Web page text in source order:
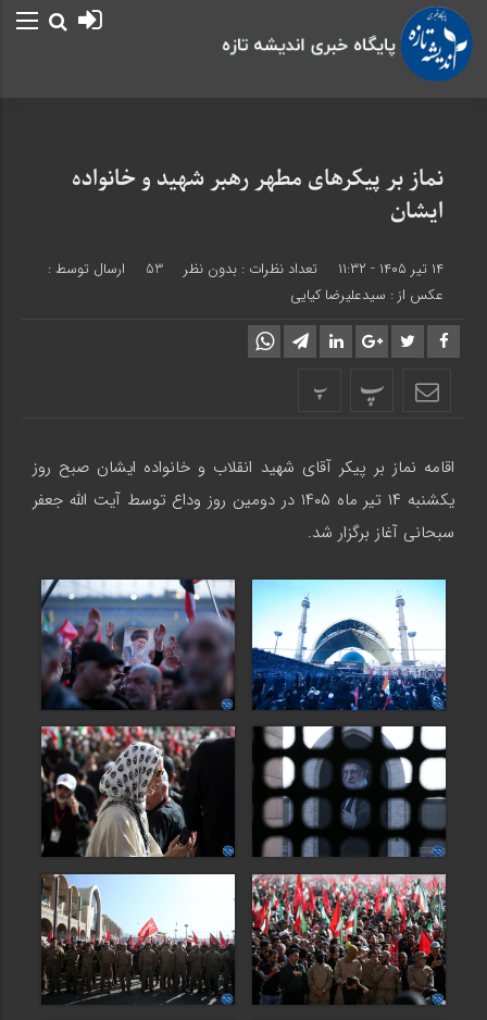
نماز بر پیکر‌های مطهر رهبر شهید و خانواده
ایشان
۱۴ تیر ۱۴۰۵ - ۱۱:۳۲ تعداد نظرات : بدون نظر
ارسال توسط :
عکس از : سیدعلیرضا کیایی
پ پ
اقامه نماز بر پیکر آقای شهید انقلاب و خانواده ایشان صبح روز
یکشنبه ۱۴ تیر ماه ۱۴۰۵ در دومین روز وداع توسط آیت الله جعفر
سبحانی آغاز برگزار شد.